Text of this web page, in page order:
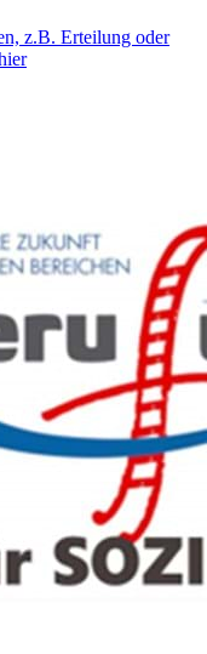
z.B. Erteilung oder